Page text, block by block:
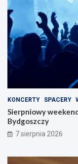
KONCERTY SPACERY
Sierpniowy
Bydgoszczy
7 sierpnia 2026